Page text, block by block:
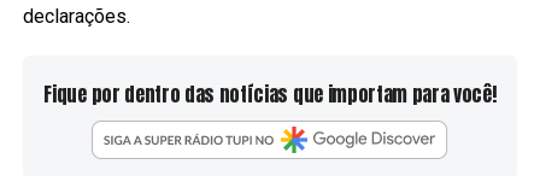
declarações.
Fique por dentro das notícias que importam para você!